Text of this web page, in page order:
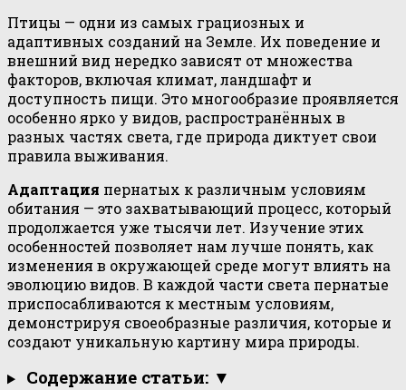
Птицы — одни из самых грациозных и
адаптивных созданий на Земле. Их поведение и
внешний вид нередко зависят от множества
факторов, включая климат, ландшафт и
доступность пищи. Это многообразие проявляется
особенно ярко у видов, распространённых в
разных частях света, где природа диктует свои
правила выживания.
Адаптация пернатых к различным условиям
обитания — это захватывающий процесс, который
продолжается уже тысячи лет. Изучение этих
особенностей позволяет нам лучше понять, как
изменения в окружающей среде могут влиять на
эволюцию видов. В каждой части света пернатые
приспосабливаются к местным условиям,
демонстрируя своеобразные различия, которые и
создают уникальную картину мира природы.
Содержание статьи: ▼